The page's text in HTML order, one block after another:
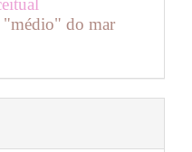
do mar